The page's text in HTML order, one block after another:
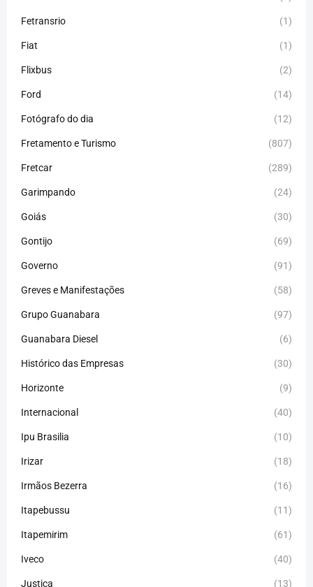
Fetransrio (1)
Fiat (1)
Flixbus (2)
Ford (14)
Fotógrafo do dia (12)
Fretamento e Turismo (807)
Fretcar (289)
Garimpando (24)
Goiás (30)
Gontijo (69)
Governo (91)
Greves e Manifestações (58)
Grupo Guanabara (97)
Guanabara Diesel (6)
Histórico das Empresas (30)
Horizonte (9)
Internacional (40)
Ipu Brasilia (10)
Irizar (18)
Irmãos Bezerra (16)
Itapebussu (11)
Itapemirim (61)
Iveco (40)
Justiça (13)